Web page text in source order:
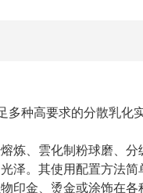
种高要求的分散乳化
炼、雲化制粉球磨、
泽。其使用配置方法
印金、烫金或涂饰在